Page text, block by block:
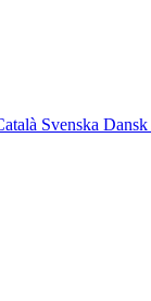
Svenska Dansk